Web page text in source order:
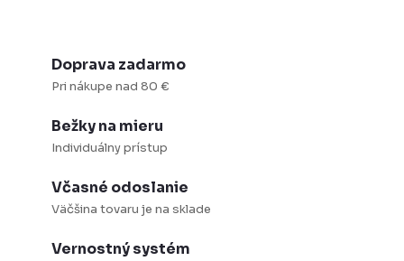
Doprava zadarmo
Pri nákupe nad 80 €
Bežky na mieru
Individuálny prístup
Včasné odoslanie
Väčšina tovaru je na sklade
Vernostný systém